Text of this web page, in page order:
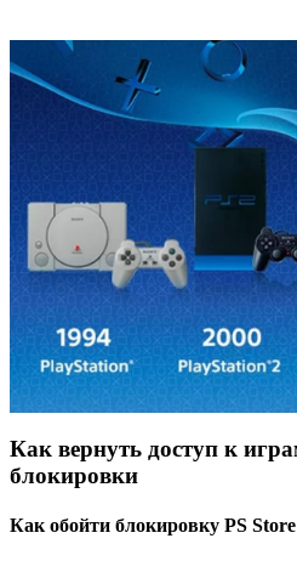
Как вернуть доступ к
блокировки
Как обойти блокировку PS Store